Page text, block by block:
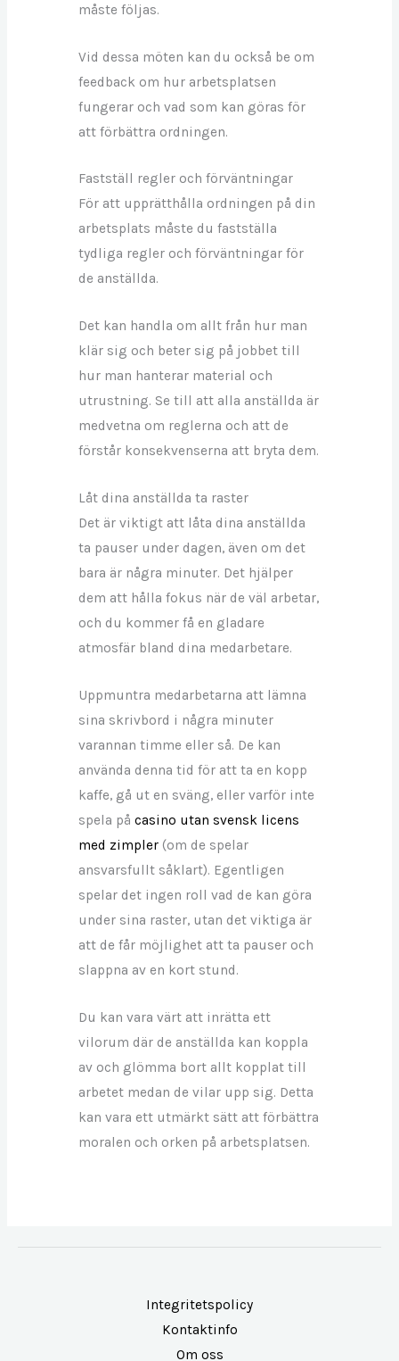
måste följas.
Vid dessa möten kan du också be om
feedback om hur arbetsplatsen
fungerar och vad som kan göras för
att förbättra ordningen.
Fastställ regler och förväntningar
För att upprätthålla ordningen på din
arbetsplats måste du fastställa
tydliga regler och förväntningar för
de anställda.
Det kan handla om allt från hur man
klär sig och beter sig på jobbet till
hur man hanterar material och
utrustning. Se till att alla anställda är
medvetna om reglerna och att de
förstår konsekvenserna att bryta dem.
Låt dina anställda ta raster
Det är viktigt att låta dina anställda
ta pauser under dagen, även om det
bara är några minuter. Det hjälper
dem att hålla fokus när de väl arbetar,
och du kommer få en gladare
atmosfär bland dina medarbetare.
Uppmuntra medarbetarna att lämna
sina skrivbord i några minuter
varannan timme eller så. De kan
använda denna tid för att ta en kopp
kaffe, gå ut en sväng, eller varför inte
spela påcasino utan svensk licens
med zimpler (om de spelar
ansvarsfullt såklart). Egentligen
spelar det ingen roll vad de kan göra
under sina raster, utan det viktiga är
att de får möjlighet att ta pauser och
slappna av en kort stund.
Du kan vara värt att inrätta ett
vilorum där de anställda kan koppla
av och glömma bort allt kopplat till
arbetet medan de vilar upp sig. Detta
kan vara ett utmärkt sätt att förbättra
moralen och orken på arbetsplatsen.
Integritetspolicy
Kontaktinfo
Om oss